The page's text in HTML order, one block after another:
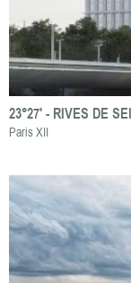
23°27' - RIVES DE
Paris XII